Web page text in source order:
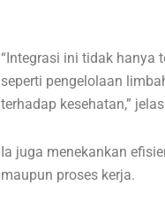
“Integrasi ini tidak hanya
seperti pengelolaan
terhadap kesehatan,”
Ia juga menekankan
maupun proses kerja.